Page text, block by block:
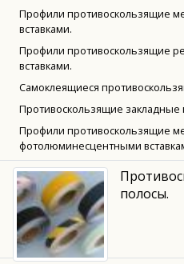
Профили противоскользящие
вставками.
Профили противоскользящие
вставками.
Самоклеящиеся
Противоскользящие закладные
Профили противоскользящие
фотолюминесцентными
полосы.